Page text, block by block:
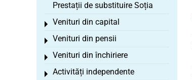
Prestații de substituire Soția
Venituri din capital
Toggle menu
Venituri din pensii
Toggle menu
Venituri din închiriere
Toggle menu
Activități independente
Toggle menu